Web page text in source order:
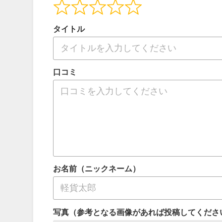
タイトル
口コミ
お名前（ニックネーム）
写真（参考となる画像があれば投稿してくださ